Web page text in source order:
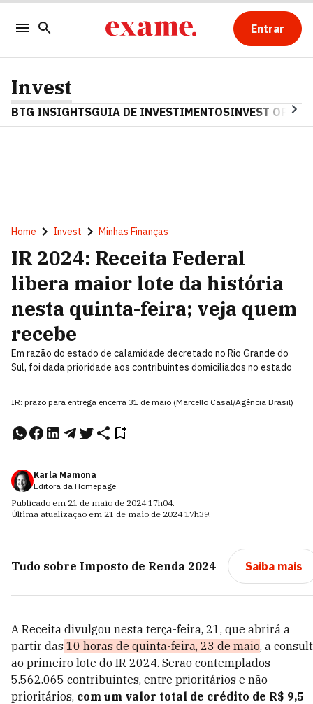
Entrar
Invest
BTG INSIGHTSGUIA DE INVESTIMENTOSINVEST OPINA
Home Invest Minhas Finanças
IR 2024: Receita Federal
libera maior lote da história
nesta quinta-feira; veja quem
recebe
Em razão do estado de calamidade decretado no Rio Grande do
Sul, foi dada prioridade aos contribuintes domiciliados no estado
IR: prazo para entrega encerra 31 de maio (Marcello Casal/Agência Brasil)
Karla Mamona
Editora da Homepage
Publicado em 21 de maio de 2024 17h04.
Última atualização em 21 de maio de 2024 17h39.
Tudo sobre Imposto de Renda 2024 Saiba mais
A Receita divulgou nesta terça-feira, 21, que abrirá a
partir das 10 horas de quinta-feira, 23 de maio, a
ao primeiro lote do IR 2024. Serão contemplados
5.562.065 contribuintes, entre prioritários e não
prioritários, com um valor total de crédito de R$ 9,5